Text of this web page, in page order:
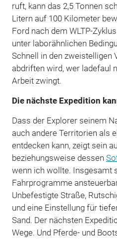
ruft, kann das 2,5 Tonnen
Litern auf 100 Kilometer
Ford nach dem WLTP-
unter laborähnlichen
Schnell in den zweistelligen
abdriften wird, wer ladefaul
Arbeit zwingt.
Die nächste Expedition
Dass der Explorer seinem
auch andere Territorien als
entdecken kann, zeigt sein
beziehungsweise dessen
wenn ich wollte. Insgesamt
Fahrprogramme
Unbefestigte Straße,
und eine Einstellung für
Sand. Der nächsten
Wege. Und Pferde- und